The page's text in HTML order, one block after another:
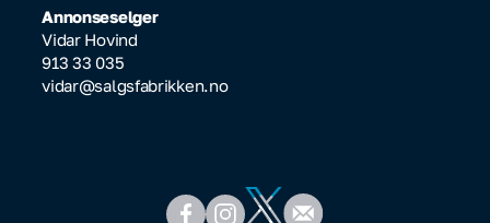
Annonseselger
Vidar Hovind
913 33 035
vidar@salgsfabrikken.no